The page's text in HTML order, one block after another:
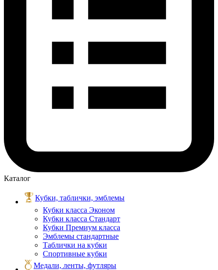
Каталог
Кубки, таблички, эмблемы
Кубки класса Эконом
Кубки класса Стандарт
Кубки Премиум класса
Эмблемы стандартные
Таблички на кубки
Спортивные кубки
Медали, ленты, футляры